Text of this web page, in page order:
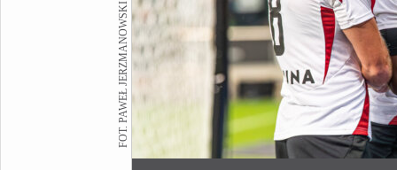
FOT. PAWEŁ JERZMANOWSKI